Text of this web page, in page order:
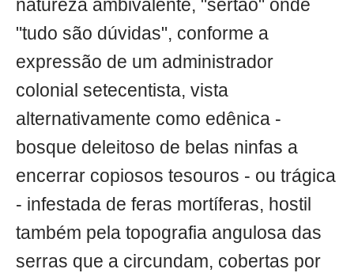
natureza ambivalente, "sertão" onde
"tudo são dúvidas", conforme a
expressão de um administrador
colonial setecentista, vista
alternativamente como edênica -
bosque deleitoso de belas ninfas a
encerrar copiosos tesouros - ou trágica
- infestada de feras mortíferas, hostil
também pela topografia angulosa das
serras que a circundam, cobertas por